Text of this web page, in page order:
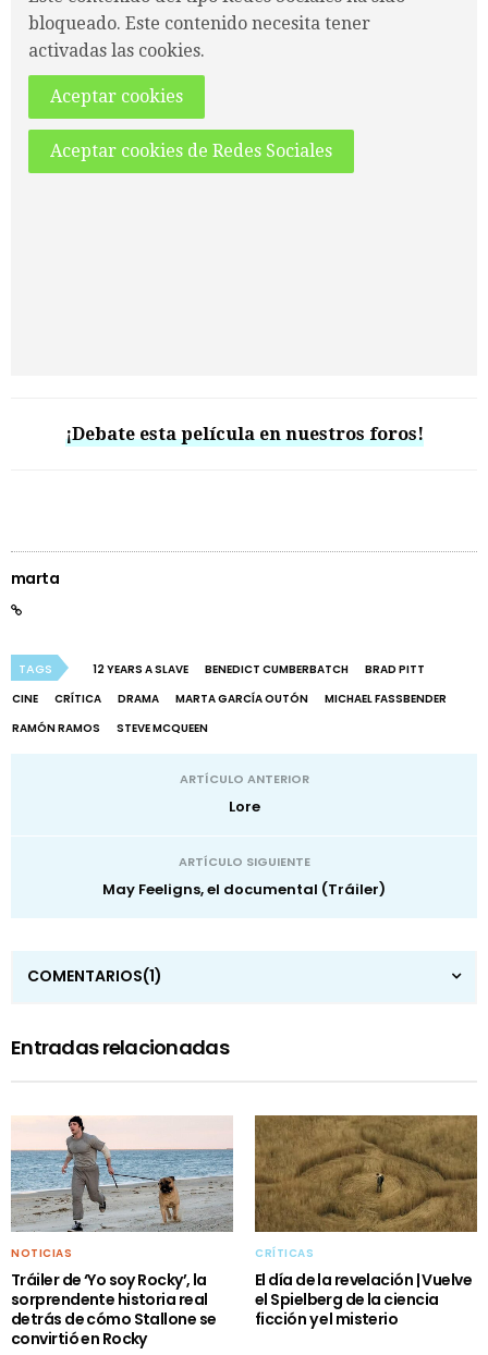
bloqueado. Este contenido necesita tener
activadas las cookies.
Aceptar cookies
Aceptar cookies de Redes Sociales
¡Debate esta película en nuestros foros!
marta
TAGS 12 YEARS A SLAVE BENEDICT CUMBERBATCH
BRAD PITT
CINE
CRÍTICA DRAMA MARTA GARCÍA OUTÓN
MICHAEL FASSBENDER
RAMÓN RAMOS
STEVE MCQUEEN
ARTÍCULO ANTERIOR
Lore
ARTÍCULO SIGUIENTE
May Feeligns, el documental (Tráiler)
COMENTARIOS(1)
Entradas relacionadas
NOTICIAS
Tráiler de ‘Yo soy Rocky’, la
sorprendente historia real
detrás de cómo Stallone se
convirtió en Rocky
CRÍTICAS
El día de la revelación | Vuelve
el Spielberg de la ciencia
ficción y el misterio